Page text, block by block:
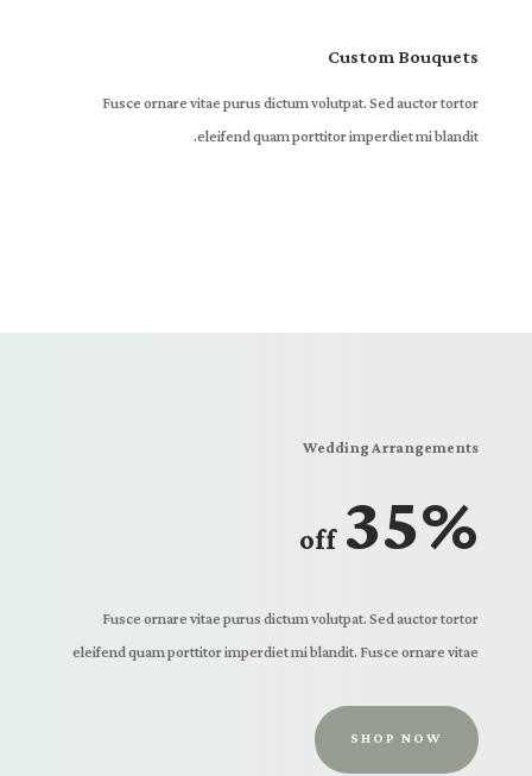
Custom Bouquets
Fusce ornare vitae purus dictum volutpat. Sed auctor tortor
eleifend quam porttitor imperdiet mi blandit.
Wedding Arrangements
35%
off
Fusce ornare vitae purus dictum volutpat. Sed auctor tortor
eleifend quam porttitor imperdiet mi blandit. Fusce ornare vitae
SHOP NOW